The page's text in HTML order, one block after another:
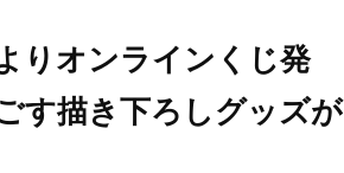
りオンラインくじ発
す描き下ろしグッズが